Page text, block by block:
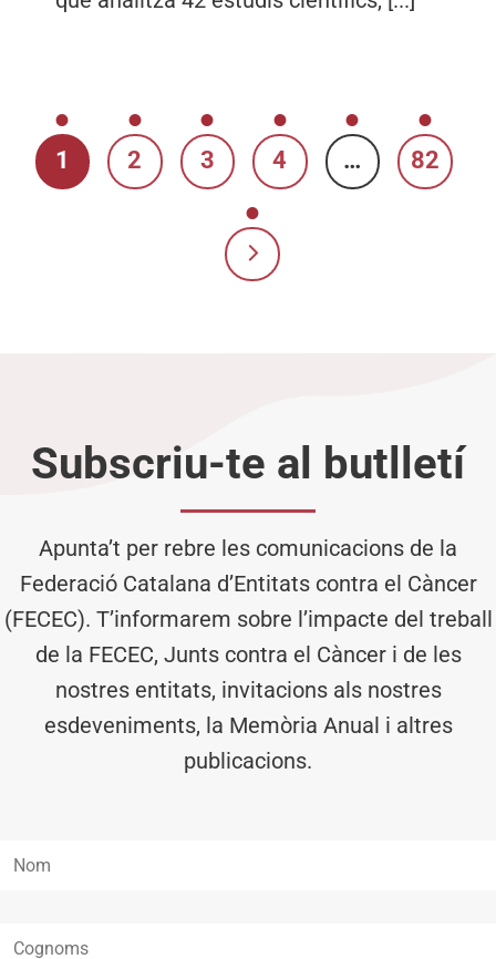
1 2 3 4 … 82
Subscriu-te al butlletí
Apunta’t per rebre les comunicacions de la
Federació Catalana d’Entitats contra el Càncer
(FECEC). T’informarem sobre l’impacte del treball
de la FECEC, Junts contra el Càncer i de les
nostres entitats, invitacions als nostres
esdeveniments, la Memòria Anual i altres
publicacions.